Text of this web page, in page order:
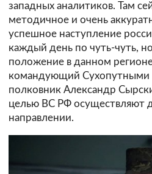
западных аналитиков. Там
методичное и очень
успешное наступление
каждый день по чуть-чуть,
положение в данном
командующий Сухопутными
полковник Александр
целью ВС РФ осуществляют
направлении.